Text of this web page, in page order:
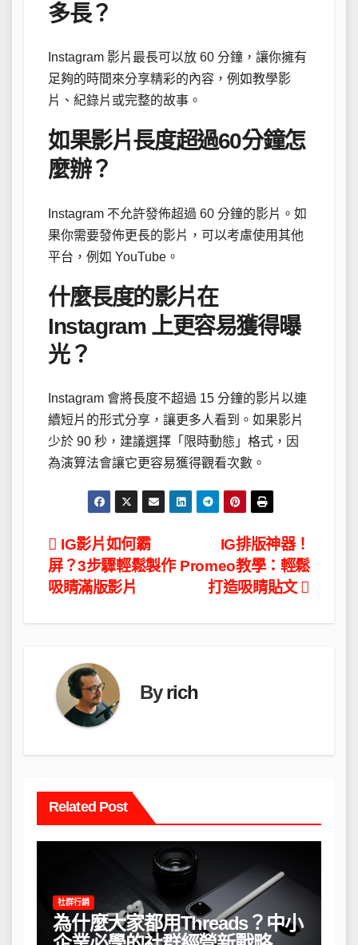
多長？
Instagram 影片最長可以放 60 分鐘，讓你擁有
足夠的時間來分享精彩的內容，例如教學影
片、紀錄片或完整的故事。
如果影片長度超過60分鐘怎
麼辦？
Instagram 不允許發佈超過 60 分鐘的影片。如
果你需要發佈更長的影片，可以考慮使用其他
平台，例如 YouTube。
什麼長度的影片在
Instagram 上更容易獲得曝
光？
Instagram 會將長度不超過 15 分鐘的影片以連
續短片的形式分享，讓更多人看到。如果影片
少於 90 秒，建議選擇「限時動態」格式，因
為演算法會讓它更容易獲得觀看次數。
文
章
IG排版神器！
Promeo教學：輕鬆
打造吸睛貼文
IG影片如何霸
屏？3步驟輕鬆製作
吸睛滿版影片
Byrich
Related Post
社群行銷
為什麼大家都用Threads？中小